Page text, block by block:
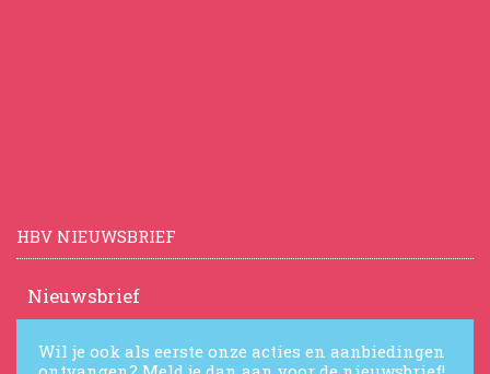
HBV NIEUWSBRIEF
Nieuwsbrief
Wil je ook als eerste onze acties en aanbiedingen